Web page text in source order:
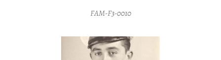
FAM-F3-0010